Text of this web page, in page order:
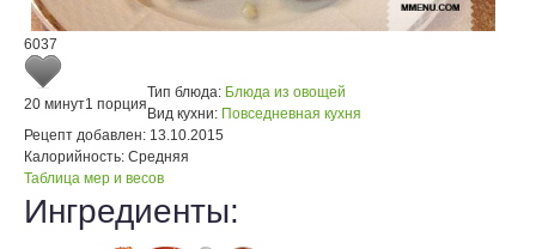
6037
20 минут1 порция
Тип блюда: Блюда из овощей
Вид кухни: Повседневная кухня
Рецепт добавлен: 13.10.2015
Калорийность: Средняя
Таблица мер и весов
Ингредиенты: